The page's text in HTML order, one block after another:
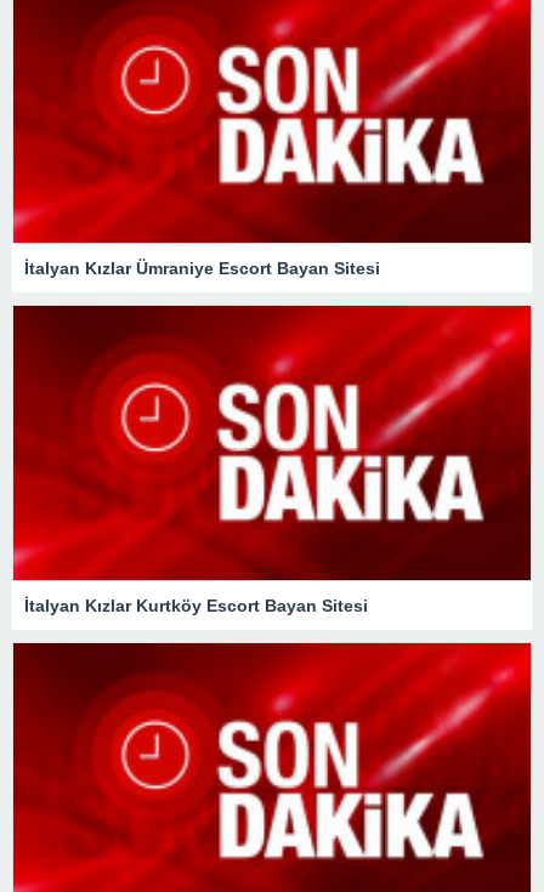
İtalyan Kızlar Ümraniye Escort Bayan Sitesi
İtalyan Kızlar Kurtköy Escort Bayan Sitesi